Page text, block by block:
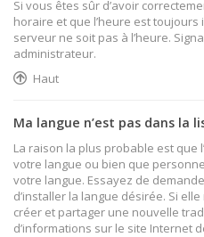
Si vous êtes sûr d’avoir
horaire et que l’heure est
serveur ne soit pas à l’heure.
administrateur.
Haut
Ma langue n’est pas dans la
La raison la plus probable est que
votre langue ou bien que
votre langue. Essayez de
d’installer la langue désirée. Si elle
créer et partager une nouvelle
d’informations sur le site Internet